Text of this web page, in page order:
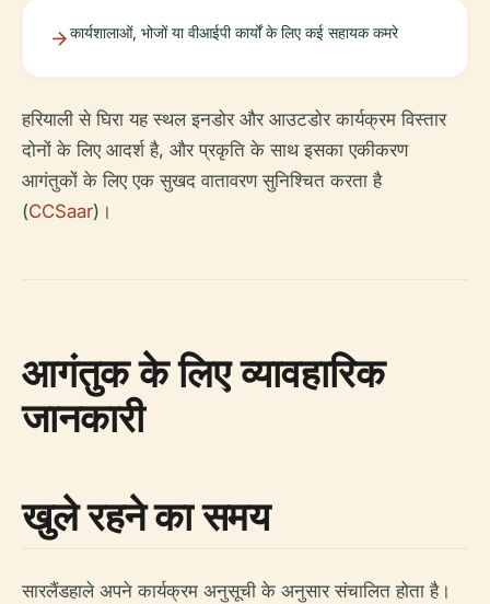
कार्यशालाओं, भोजों या वीआईपी कार्यों के लिए कई सहायक कमरे
हरियाली से घिरा यह स्थल इनडोर और आउटडोर कार्यक्रम विस्तार
दोनों के लिए आदर्श है, और प्रकृति के साथ इसका एकीकरण
आगंतुकों के लिए एक सुखद वातावरण सुनिश्चित करता है
(CCSaar)।
आगंतुक के लिए व्यावहारिक
जानकारी
खुले रहने का समय
सारलैंडहाले अपने कार्यक्रम अनुसूची के अनुसार संचालित होता है।